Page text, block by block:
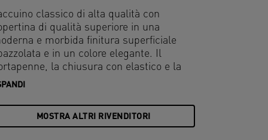
classico di alta qualità con
di qualità superiore in una
e morbida finitura superficiale
e in un colore elegante. Il
la chiusura con elastico e la
interna sul retro della copertina
MOSTRA ALTRI RIVENDITORI